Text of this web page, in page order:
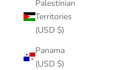
Palestinian
Territories
(USD $)
Panama
(USD $)